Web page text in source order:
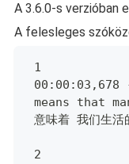
A 3.6.0-s
A felesleges
1
00:00:03,678
means that
意味着 我们生活
2